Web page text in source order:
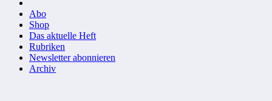
Abo
Shop
Das aktuelle Heft
Rubriken
Newsletter abonnieren
Archiv